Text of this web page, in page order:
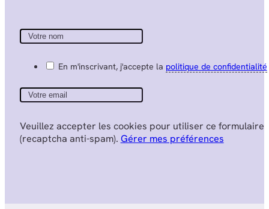
En m'inscrivant, j'accepte la politique de confidentialité
Veuillez accepter les cookies pour utiliser ce formulaire
(recaptcha anti-spam). Gérer mes préférences